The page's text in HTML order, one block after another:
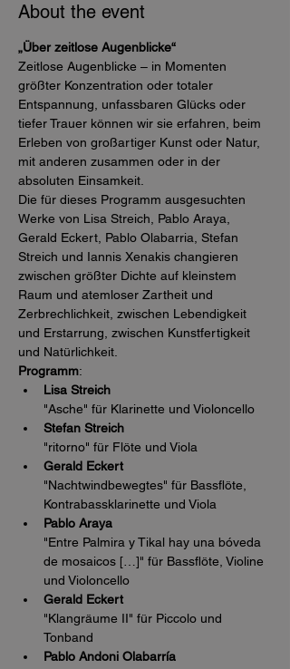
About the event
„Über zeitlose Augenblicke“
Zeitlose Augenblicke – in Momenten
größter Konzentration oder totaler
Entspannung, unfassbaren Glücks oder
tiefer Trauer können wir sie erfahren, beim
Erleben von großartiger Kunst oder Natur,
mit anderen zusammen oder in der
absoluten Einsamkeit.
Die für dieses Programm ausgesuchten
Werke von Lisa Streich, Pablo Araya,
Gerald Eckert, Pablo Olabarria, Stefan
Streich und Iannis Xenakis changieren
zwischen größter Dichte auf kleinstem
Raum und atemloser Zartheit und
Zerbrechlichkeit, zwischen Lebendigkeit
und Erstarrung, zwischen Kunstfertigkeit
und Natürlichkeit.
Programm:
Lisa Streich
"Asche" für Klarinette und Violoncello
Stefan Streich
"ritorno" für Flöte und Viola
Gerald Eckert
"Nachtwindbewegtes" für Bassflöte,
Kontrabassklarinette und Viola
Pablo Araya
"Entre Palmira y Tikal hay una bóveda
de mosaicos […]" für Bassflöte, Violine
und Violoncello
Gerald Eckert
"Klangräume II" für Piccolo und
Tonband
Pablo Andoni Olabarría